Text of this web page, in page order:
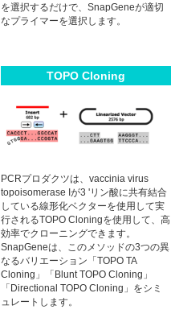
を選択するだけで、SnapGeneが適切
なプライマーを選択します。
TOPO Cloning
PCRプロダクツは、vaccinia virus
topoisomerase Iが3 'リン酸に共有結合
している線形化ベクターを使用して実
行されるTOPO Cloningを使用して、高
効率でクローニングできます。
SnapGeneは、このメソッドの3つの異
なるバリエーション「TOPO TA
Cloning」「Blunt TOPO Cloning」
「Directional TOPO Cloning」をシミ
ュレートします。